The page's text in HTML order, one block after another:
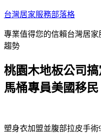
跳
主
要
容
台灣居家服務部落格
專業值得您的信賴台灣居
趨勢
桃園木地板公司
馬桶專員美國移民
塑身衣加盟並腹部拉皮手術